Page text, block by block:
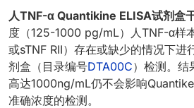
人TNF-α Quantikine ELISA试剂盒干
度（125-1000 pg/mL）人TNF-α样
或sTNF RII）存在或缺少的情况下进
剂盒（目录编号DTA00C）检测。结
高达1000ng/mL仍不会影响
准确浓度的检测。